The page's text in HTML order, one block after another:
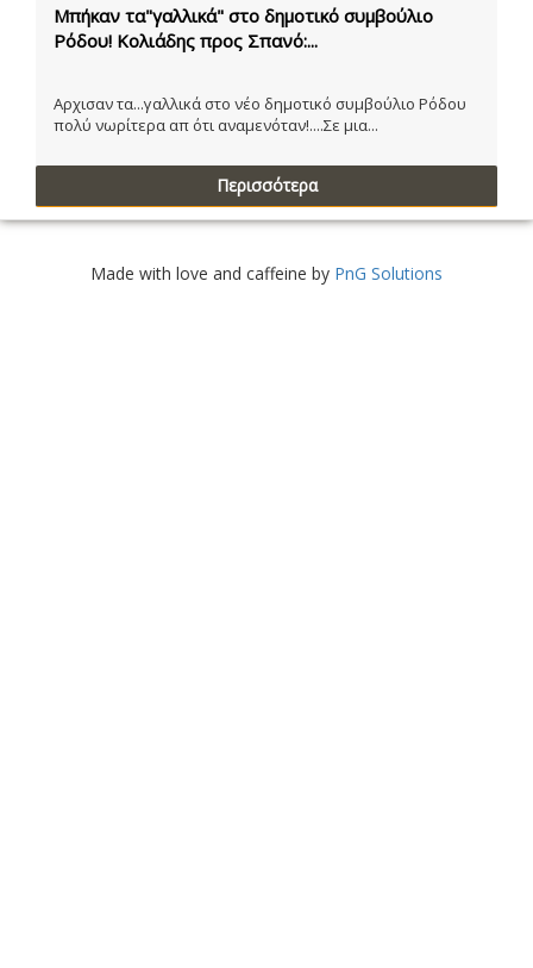
Μπήκαν τα"γαλλικά" στο δημοτικό συμβούλιο
Ρόδου! Κολιάδης προς Σπανό:...
Αρχισαν τα...γαλλικά στο νέο δημοτικό συμβούλιο Ρόδου
πολύ νωρίτερα απ ότι αναμενόταν!....Σε μια...
Περισσότερα
Made with love and caffeine by PnG Solutions